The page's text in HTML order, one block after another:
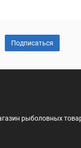
Подписаться
рыболовных